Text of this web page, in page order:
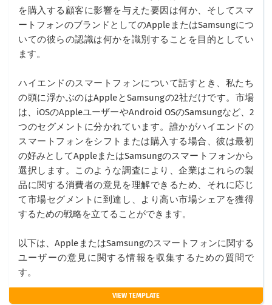
を購入する顧客に影響を与えた要因は何か、そしてスマ
ートフォンのブランドとしてのAppleまたはSamsungにつ
いての彼らの認識は何かを識別することを目的としてい
ます。
ハイエンドのスマートフォンについて話すとき、私たち
の頭に浮かぶのはAppleとSamsungの2社だけです。市場
は、iOSのAppleユーザーやAndroid OSのSamsungなど、2
つのセグメントに分かれています。誰かがハイエンドの
スマートフォンをシフトまたは購入する場合、彼は最初
の好みとしてAppleまたはSamsungのスマートフォンから
選択します。このような調査により、企業はこれらの製
品に関する消費者の意見を理解できるため、それに応じ
て市場セグメントに到達し、より高い市場シェアを獲得
するための戦略を立てることができます。
以下は、AppleまたはSamsungのスマートフォンに関する
ユーザーの意見に関する情報を収集するための質問で
す。
VIEW TEMPLATE